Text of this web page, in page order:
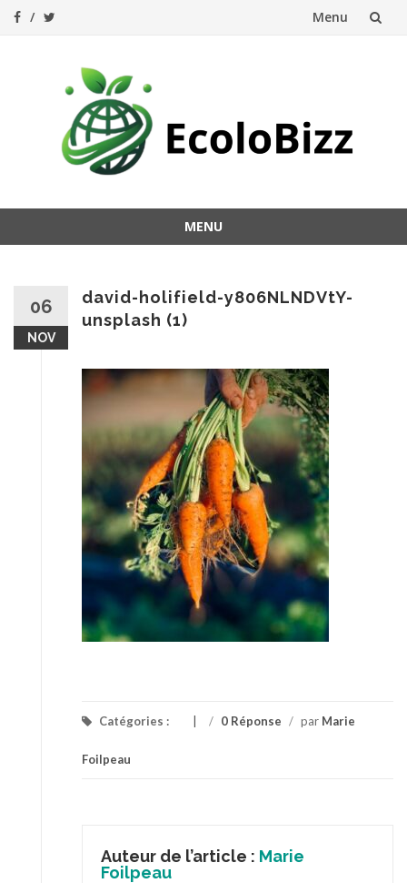
Menu
MENU
06
NOV
david-holifield-y806NLNDVtY-
unsplash (1)
Catégories : / 0 Réponse / par Marie
Foilpeau
Auteur de l’article : Marie
Foilpeau